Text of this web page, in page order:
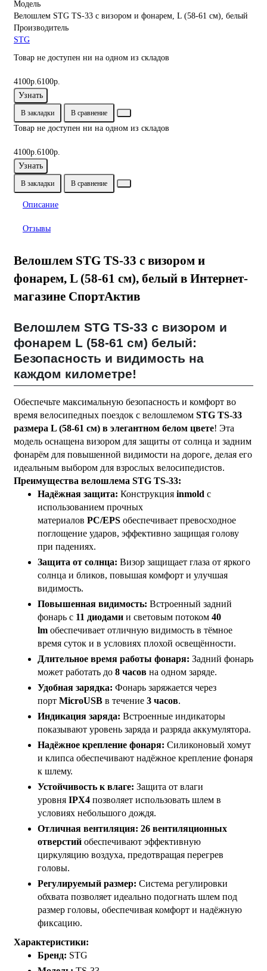
Модель
Велошлем STG TS-33 с визором и фонарем, L (58-61 см), белый
Производитель
STG
Товар не доступен ни на одном из складов
4100р.6100р.
Узнать
В закладки В сравнение
Товар не доступен ни на одном из складов
4100р.6100р.
Узнать
В закладки В сравнение
Описание
Отзывы
Велошлем STG TS-33 с визором и
фонарем, L (58-61 см), белый в Интернет-
магазине СпортАктив
Велошлем STG TS-33 с визором и
фонарем L (58-61 см) белый:
Безопасность и видимость на
каждом километре!
Обеспечьте максимальную безопасность и комфорт во
время велосипедных поездок с велошлемом STG TS-33
размера L (58-61 см) в элегантном белом цвете! Эта
модель оснащена визором для защиты от солнца и задним
фонарём для повышенной видимости на дороге, делая его
идеальным выбором для взрослых велосипедистов.
Преимущества велошлема STG TS-33:
Надёжная защита: Конструкция inmold с
использованием прочных
материалов PC/EPS обеспечивает превосходное
поглощение ударов, эффективно защищая голову
при падениях.
Защита от солнца: Визор защищает глаза от яркого
солнца и бликов, повышая комфорт и улучшая
видимость.
Повышенная видимость: Встроенный задний
фонарь с 11 диодами и световым потоком 40
lm обеспечивает отличную видимость в тёмное
время суток и в условиях плохой освещённости.
Длительное время работы фонаря: Задний фонарь
может работать до 8 часов на одном заряде.
Удобная зарядка: Фонарь заряжается через
порт MicroUSB в течение 3 часов.
Индикация заряда: Встроенные индикаторы
показывают уровень заряда и разряда аккумулятора.
Надёжное крепление фонаря: Силиконовый хомут
и клипса обеспечивают надёжное крепление фонаря
к шлему.
Устойчивость к влаге: Защита от влаги
уровня IPX4 позволяет использовать шлем в
условиях небольшого дождя.
Отличная вентиляция: 26 вентиляционных
отверстий обеспечивают эффективную
циркуляцию воздуха, предотвращая перегрев
головы.
Регулируемый размер: Система регулировки
обхвата позволяет идеально подогнать шлем под
размер головы, обеспечивая комфорт и надёжную
фиксацию.
Характеристики:
Бренд: STG